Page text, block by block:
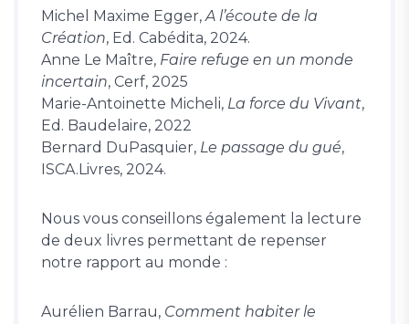
Michel Maxime Egger,A l’écoute de la
Création, Ed. Cabédita, 2024.
Anne Le Maître, Faire refuge en un monde
incertain, Cerf, 2025
Marie-Antoinette Micheli, La force du Vivant,
Ed. Baudelaire, 2022
Bernard DuPasquier, Le passage du gué,
ISCA.Livres, 2024.
Nous vous conseillons également la lecture
de deux livres permettant de repenser
notre rapport au monde :
Aurélien Barrau, Comment habiter le